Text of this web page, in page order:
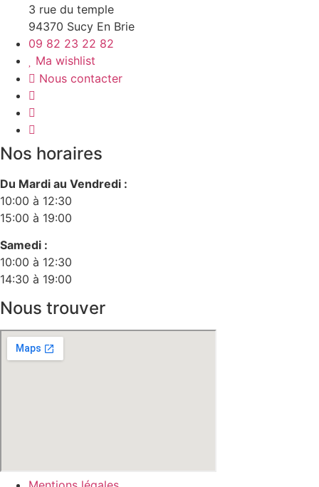
3 rue du temple
94370 Sucy En Brie
09 82 23 22 82
Ma wishlist
Nous contacter
Nos horaires
Du Mardi au Vendredi :
10:00 à 12:30
15:00 à 19:00
Samedi :
10:00 à 12:30
14:30 à 19:00
Nous trouver